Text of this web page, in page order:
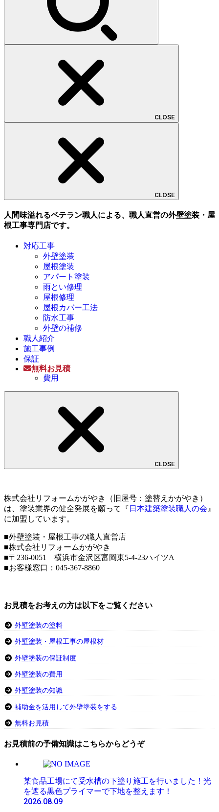
CLOSE
CLOSE
人間味溢れるベテラン職人による、職人直営の外壁塗装・屋
根工事専門店です。
対応工事
外壁塗装
屋根塗装
アパート塗装
雨とい修理
屋根修理
屋根カバー工法
防水工事
外壁の補修
職人紹介
施工事例
保証
無料お見積
費用
CLOSE
株式会社リフォームかがやき（旧屋号：塗替えかがやき）
は、塗装業界の健全発展を願って『 日本建築塗装職人の会 』
に加盟しています。
■外壁塗装・屋根工事の職人直営店
■株式会社リフォームかがやき
■〒236-0051 横浜市金沢区富岡東5-4-23ハイツA
■お客様窓口： 045-367-8860
お見積をお考えの方は以下をご覧ください
外壁塗装の塗料
外壁塗装・屋根工事の屋根材
外壁塗装の保証制度
外壁塗装の費用
外壁塗装の知識
補助金を活用して外壁塗装をする
無料お見積
お見積前の予備知識はこちらからどうぞ
某食品工場にて受水槽の下塗り施工を行いました！光
を遮る黒色プライマーで下地を整えます！
2026.08.09